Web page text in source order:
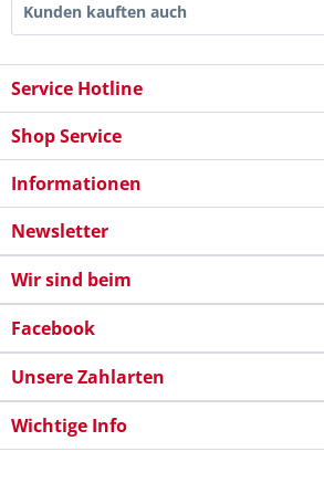
Kunden kauften auch
Service Hotline
Shop Service
Informationen
Newsletter
Wir sind beim
Facebook
Unsere Zahlarten
Wichtige Info